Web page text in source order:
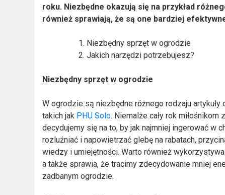
roku. Niezbędne okazują się na przykład
również sprawiają, że są one bardziej
Niezbędny sprzęt w ogrodzie
Jakich narzędzi potrzebujesz?
Niezbędny sprzęt w ogrodzie
W ogrodzie są niezbędne różnego rodzaju
takich jak PHU Solo. Niemalże cały rok
decydujemy się na to, by jak najmniej ingerować w
rozluźniać i napowietrzać glebę na rabatach,
wiedzy i umiejętności. Warto również
a także sprawia, że tracimy zdecydowanie mniej
zadbanym ogrodzie.